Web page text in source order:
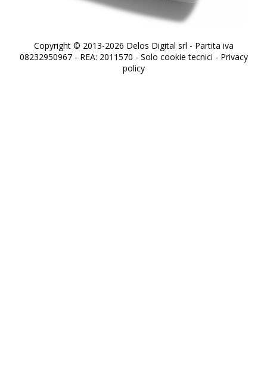
Copyright © 2013-2026 Delos Digital srl - Partita iva
08232950967 - REA: 2011570 - Solo cookie tecnici - Privacy
policy